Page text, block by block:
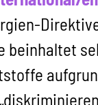
beinhaltet